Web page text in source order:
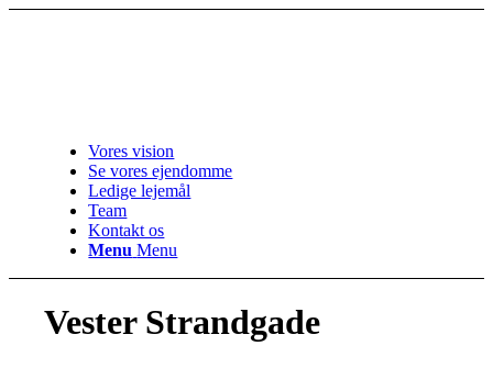
Vores vision
Se vores ejendomme
Ledige lejemål
Team
Kontakt os
Menu Menu
Vester Strandgade